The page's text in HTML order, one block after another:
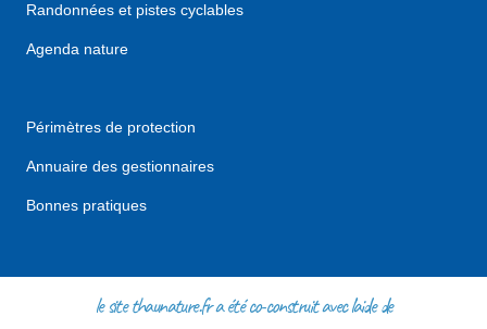
Randonnées et pistes cyclables
Agenda nature
Périmètres de protection
Annuaire des gestionnaires
Bonnes pratiques
le site thaunature.fr a été co-construit avec l'aide de